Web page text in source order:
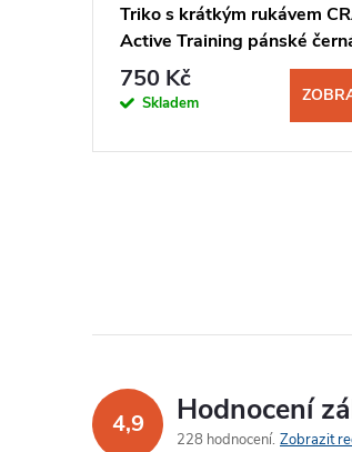
Triko s krátkým rukávem
Active Training pánské
žlutá
750 Kč
Skladem
4,9 Hodnocení
228 hodnocení Zobrazit